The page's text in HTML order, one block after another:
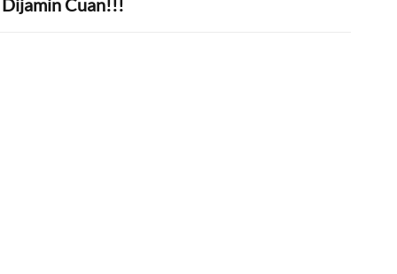
Cuan!!!